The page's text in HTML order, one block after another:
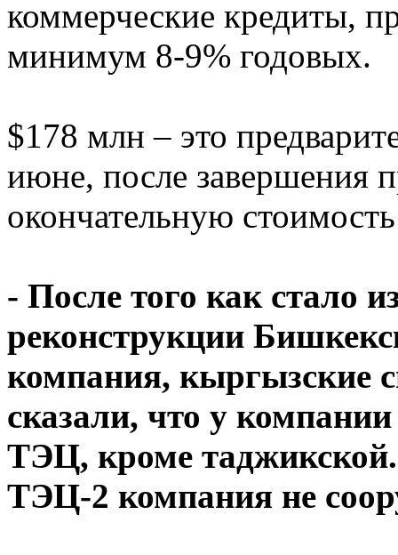
коммерческие кредиты,
минимум 8-9% годовых.
$178 млн – это
июне, после завершения
окончательную
- После того как стало
реконструкции
компания, кыргызские
сказали, что у
ТЭЦ, кроме
ТЭЦ-2 компания не